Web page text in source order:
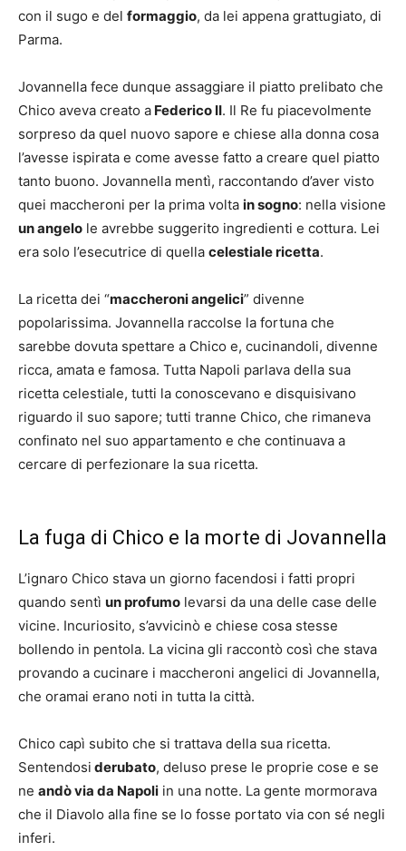
con il sugo e del formaggio, da lei appena grattugiato, di
Parma.
Jovannella fece dunque assaggiare il piatto prelibato che
Chico aveva creato a Federico II. Il Re fu piacevolmente
sorpreso da quel nuovo sapore e chiese alla donna cosa
l’avesse ispirata e come avesse fatto a creare quel piatto
tanto buono. Jovannella mentì, raccontando d’aver visto
quei maccheroni per la prima volta in sogno: nella visione
un angelo le avrebbe suggerito ingredienti e cottura. Lei
era solo l’esecutrice di quella celestiale ricetta.
La ricetta dei “maccheroni angelici” divenne
popolarissima. Jovannella raccolse la fortuna che
sarebbe dovuta spettare a Chico e, cucinandoli, divenne
ricca, amata e famosa. Tutta Napoli parlava della sua
ricetta celestiale, tutti la conoscevano e disquisivano
riguardo il suo sapore; tutti tranne Chico, che rimaneva
confinato nel suo appartamento e che continuava a
cercare di perfezionare la sua ricetta.
La fuga di Chico e la morte di Jovannella
L’ignaro Chico stava un giorno facendosi i fatti propri
quando sentì un profumo levarsi da una delle case delle
vicine. Incuriosito, s’avvicinò e chiese cosa stesse
bollendo in pentola. La vicina gli raccontò così che stava
provando a cucinare i maccheroni angelici di Jovannella,
che oramai erano noti in tutta la città.
Chico capì subito che si trattava della sua ricetta.
Sentendosi derubato, deluso prese le proprie cose e se
ne andò via da Napoli in una notte. La gente mormorava
che il Diavolo alla fine se lo fosse portato via con sé negli
inferi.